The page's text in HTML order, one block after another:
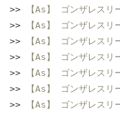
>>
【As】 ゴンザレス
>>
【As】 ゴンザレス
>>
【As】 ゴンザレス
>>
【As】 ゴンザレス
>>
【As】 ゴンザレス
>>
【As】 ゴンザレス
>>
【As】 ゴンザレス